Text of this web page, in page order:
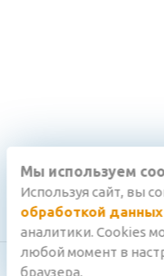
Мы используем
Используя сайт, вы
обработкой данных
аналитики. Cookies
любой момент в
браузера.